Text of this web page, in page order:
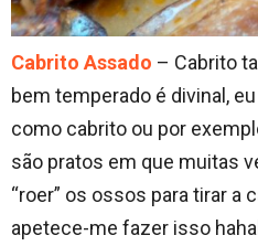
Cabrito Assado – Cabrito
bem temperado é divinal,
como cabrito ou por
são pratos em que muitas
“roer” os ossos para tirar a
apetece-me fazer isso